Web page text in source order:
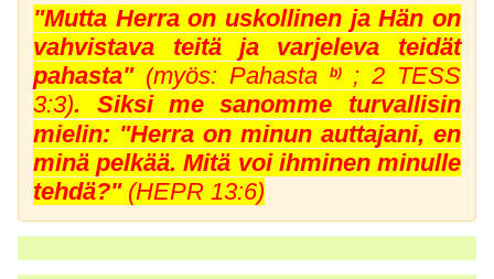
"Mutta Herra on uskollinen ja Hän on
vahvistava teitä ja varjeleva teidät
pahasta" (myös: Pahasta b); 2 TESS
3:3). Siksi me sanomme turvallisin
mielin: "Herra on minun auttajani, en
minä pelkää. Mitä voi ihminen minulle
tehdä?" (HEPR 13:6)